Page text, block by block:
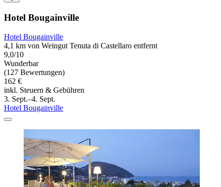
Hotel Bougainville
Hotel Bougainville
4,1 km von Weingut Tenuta di Castellaro entfernt
9,0/10
Wunderbar
(127 Bewertungen)
162 €
inkl. Steuern & Gebühren
3. Sept.–4. Sept.
Hotel Bougainville